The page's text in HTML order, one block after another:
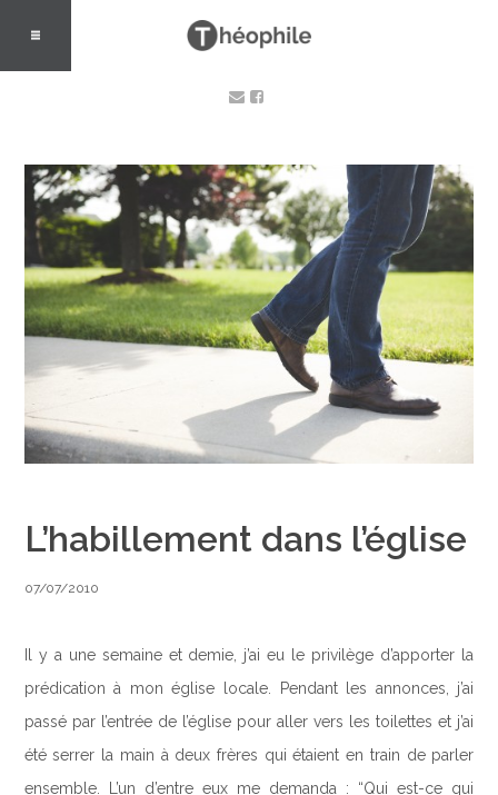
L’habillement dans l’église
07/07/2010
Il y a une semaine et demie, j’ai eu le privilège d’apporter la
prédication à mon église locale. Pendant les annonces, j’ai
passé par l’entrée de l’église pour aller vers les toilettes et j’ai
été serrer la main à deux frères qui étaient en train de parler
ensemble. L’un d’entre eux me demanda : “Qui est-ce qui